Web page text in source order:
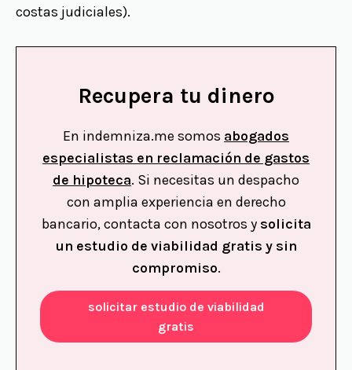
costas judiciales).
Recupera tu dinero
En indemniza.me somos abogados
especialistas en reclamación de gastos
de hipoteca. Si necesitas un despacho
con amplia experiencia en derecho
bancario, contacta con nosotros y solicita
un estudio de viabilidad gratis y sin
compromiso.
solicitar estudio de viabilidad
gratis